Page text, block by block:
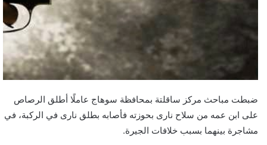
ضبطت مباحث مركز ساقلتة بمحافظة سوهاج عاملًا أطلق الرصاص
على ابن عمه من سلاح نارى بحوزته فأصابه بطلق نارى في الركبة، في
مشاجرة بينهما بسبب خلافات الجيرة.